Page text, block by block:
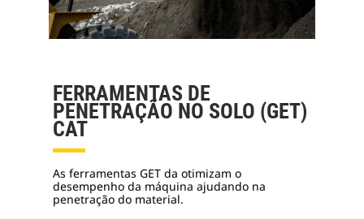
FERRAMENTAS DE
PENETRAÇÃO NO SOLO (GET)
CAT
As ferramentas GET da otimizam o
desempenho da máquina ajudando na
penetração do material.